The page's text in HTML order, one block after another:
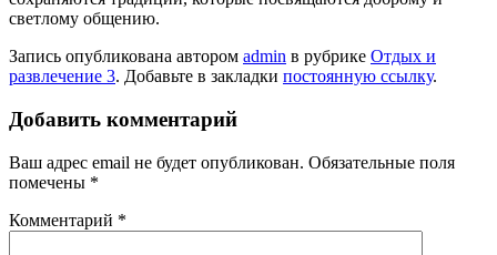
светлому общению.
Запись опубликована автором admin в рубрике Отдых и
развлечение 3. Добавьте в закладки постоянную ссылку.
Добавить комментарий
Ваш адрес email не будет опубликован. Обязательные поля
помечены *
Комментарий *